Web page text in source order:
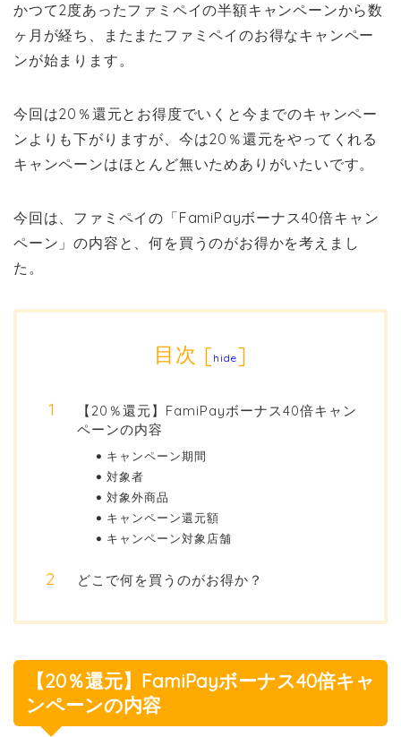
かつて2度あったファミペイの半額キャンペーンから数
ヶ月が経ち、またまたファミペイのお得なキャンペー
ンが始まります。
今回は20％還元とお得度でいくと今までのキャンペー
ンよりも下がりますが、今は20％還元をやってくれる
キャンペーンはほとんど無いためありがいたいです。
今回は、ファミペイの「FamiPayボーナス40倍キャン
ペーン」の内容と、何を買うのがお得かを考えまし
た。
目次 [hide]
【20％還元】FamiPayボーナス40倍キャン
ペーンの内容
キャンペーン期間
対象者
対象外商品
キャンペーン還元額
キャンペーン対象店舗
どこで何を買うのがお得か？
【20％還元】FamiPayボーナス40倍キャ
ンペーンの内容